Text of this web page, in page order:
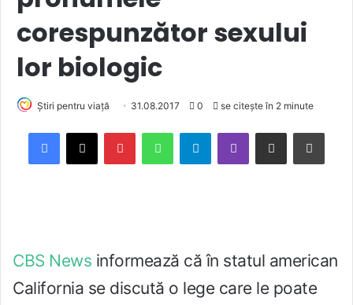
corespunzător sexului
lor biologic
Știri pentru viață 31.08.2017 0 se citește în 2 minute
Telegram
CBS News informează că în statul american
California se discută o lege care le poate